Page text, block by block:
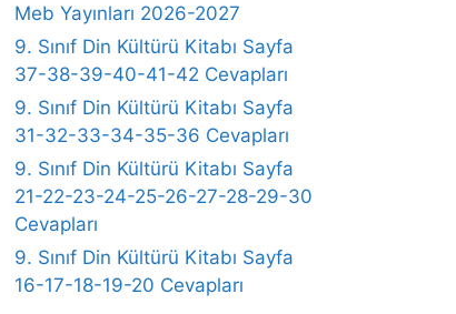
Meb Yayınları 2026-2027
9. Sınıf Din Kültürü Kitabı Sayfa
37-38-39-40-41-42 Cevapları
9. Sınıf Din Kültürü Kitabı Sayfa
31-32-33-34-35-36 Cevapları
9. Sınıf Din Kültürü Kitabı Sayfa
21-22-23-24-25-26-27-28-29-30
Cevapları
9. Sınıf Din Kültürü Kitabı Sayfa
16-17-18-19-20 Cevapları